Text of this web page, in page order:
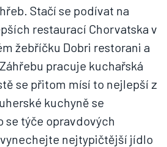
Stačí se podívat na
restaurací Chorvatska v
žebříčku Dobri restorani a
pracuje kuchařská
se přitom mísí to nejlepší z
kuchyně se
se týče opravdových
nejtypičtější jídlo